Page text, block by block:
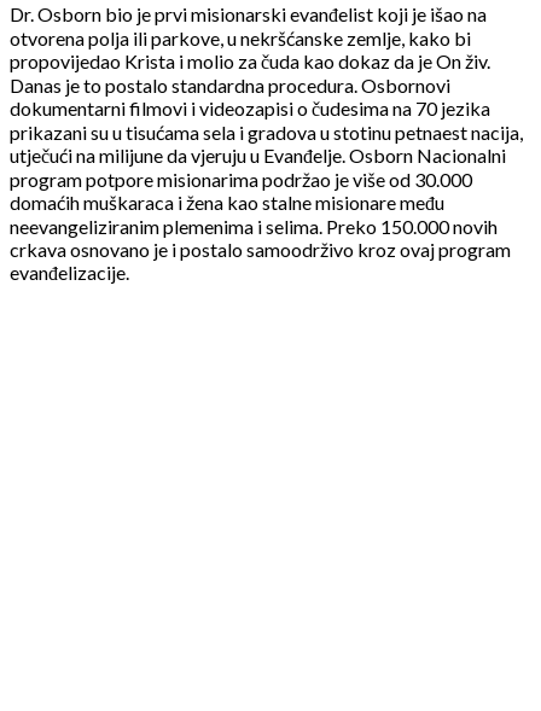
Dr. Osborn bio je prvi misionarski evanđelist koji je išao na
otvorena polja ili parkove, u nekršćanske zemlje, kako bi
propovijedao Krista i molio za čuda kao dokaz da je On živ.
Danas je to postalo standardna procedura. Osbornovi
dokumentarni filmovi i videozapisi o čudesima na 70 jezika
prikazani su u tisućama sela i gradova u stotinu petnaest nacija,
utječući na milijune da vjeruju u Evanđelje. Osborn Nacionalni
program potpore misionarima podržao je više od 30.000
domaćih muškaraca i žena kao stalne misionare među
neevangeliziranim plemenima i selima. Preko 150.000 novih
crkava osnovano je i postalo samoodrživo kroz ovaj program
evanđelizacije.